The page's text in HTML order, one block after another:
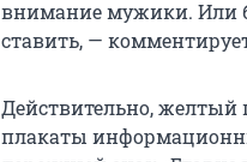
внимание мужики. Или
ставить, —
Действительно, желтый
плакаты